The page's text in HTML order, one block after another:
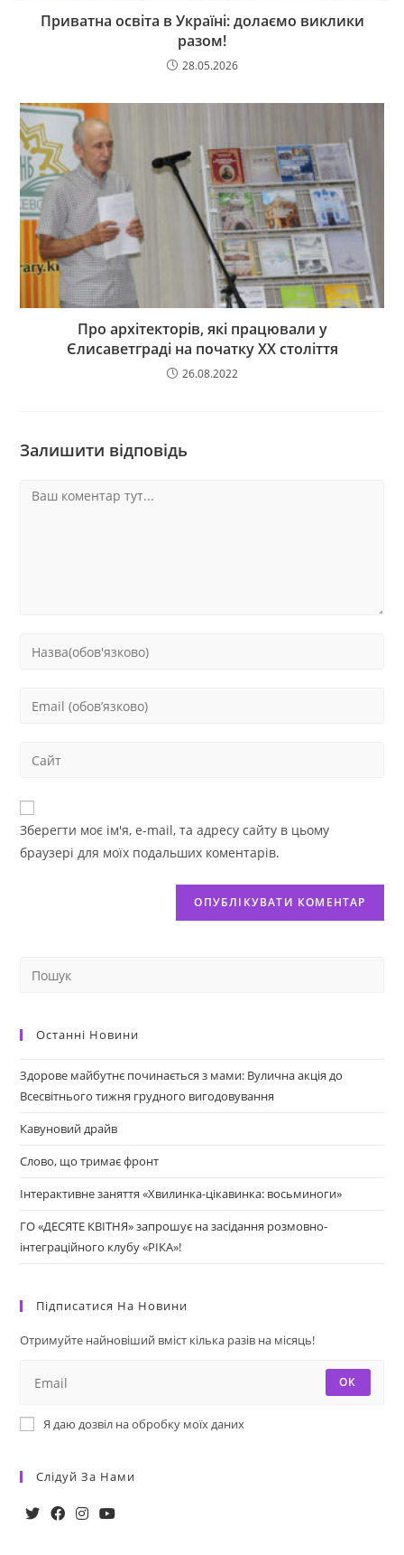
Приватна освіта в Україні: долаємо виклики
разом!
28.05.2026
Про архітекторів, які працювали у
Єлисаветграді на початку ХХ століття
26.08.2022
Залишити відповідь
Зберегти моє ім'я, e-mail, та адресу сайту в цьому
браузері для моїх подальших коментарів.
Останні Новини
Здорове майбутнє починається з мами: Вулична акція до
Всесвітнього тижня грудного вигодовування
Кавуновий драйв
Слово, що тримає фронт
Інтерактивне заняття «Хвилинка-цікавинка: восьминоги»
ГО «ДЕСЯТЕ КВІТНЯ» запрошує на засідання розмовно-
інтеграційного клубу «РІКА»!
Підписатися На Новини
Отримуйте найновіший вміст кілька разів на місяць!
ОК
Я даю дозвіл на обробку моїх даних
Слідуй За Нами